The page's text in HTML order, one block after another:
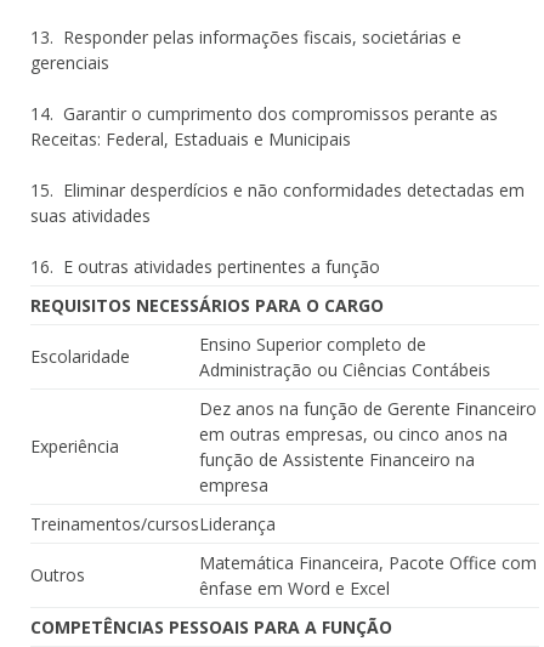
13. Responder pelas informações fiscais, societárias e
gerenciais
14. Garantir o cumprimento dos compromissos perante as
Receitas: Federal, Estaduais e Municipais
15. Eliminar desperdícios e não conformidades detectadas em
suas atividades
16. E outras atividades pertinentes a função
REQUISITOS NECESSÁRIOS PARA O CARGO
Escolaridade
Ensino Superior completo de
Administração ou Ciências Contábeis
Experiência
Dez anos na função de Gerente Financeiro
em outras empresas, ou cinco anos na
função de Assistente Financeiro na
empresa
Treinamentos/cursosLiderança
Outros
Matemática Financeira, Pacote Office com
ênfase em Word e Excel
COMPETÊNCIAS PESSOAIS PARA A FUNÇÃO